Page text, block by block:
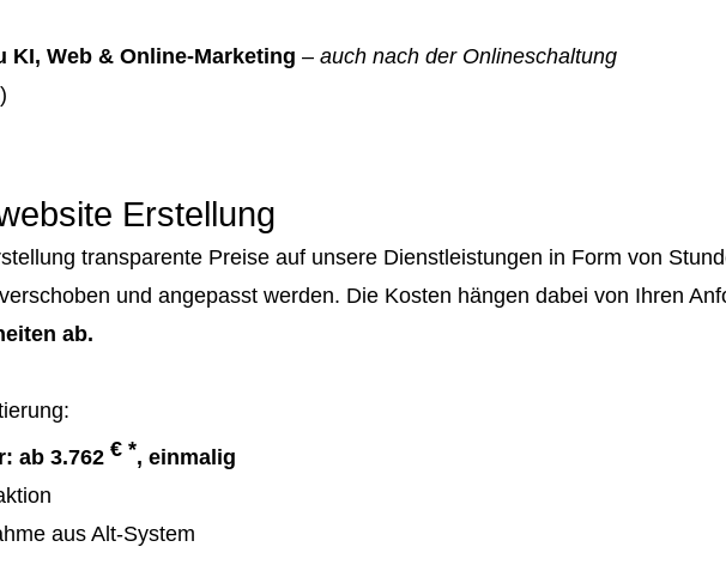
KI, Web & Online-Marketing – auch nach der Onlineschaltung
Erstellung
transparente Preise auf unsere Dienstleistungen in Form von
und angepasst werden. Die Kosten hängen dabei von Ihren
ab.
ab 3.762 € *, einmalig
aus Alt-System